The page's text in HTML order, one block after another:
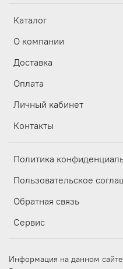
Каталог
О компании
Доставка
Оплата
Личный кабинет
Контакты
Политика
Пользовательское
Обратная связь
Сервис
Информация на данном